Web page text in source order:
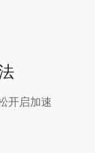
开启加速